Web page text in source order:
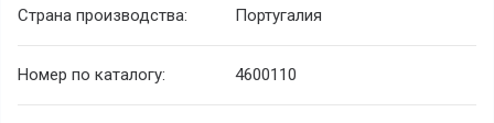
Страна производства: Португалия
Номер по каталогу: 4600110